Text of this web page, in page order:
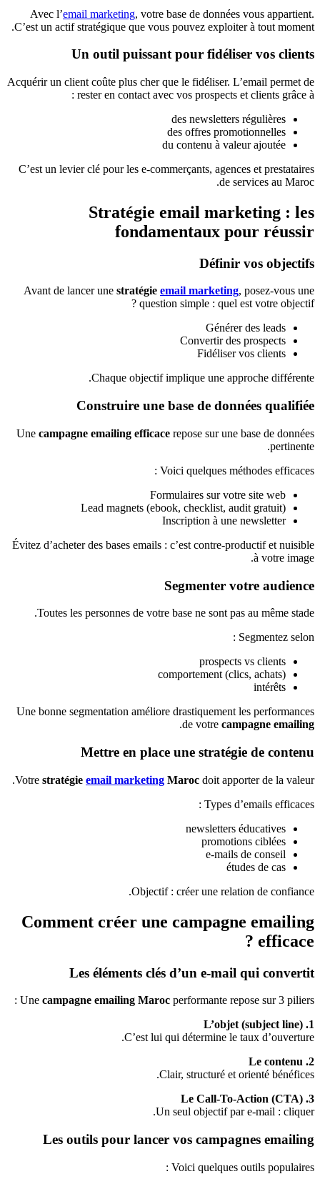
Avec l’email marketing, votre base de données vous appartient.
C’est un actif stratégique que vous pouvez exploiter à tout moment.
Un outil puissant pour fidéliser vos clients
Acquérir un client coûte plus cher que le fidéliser. L’email permet de
rester en contact avec vos prospects et clients grâce à :
des newsletters régulières
des offres promotionnelles
du contenu à valeur ajoutée
C’est un levier clé pour les e-commerçants, agences et prestataires
de services au Maroc.
Stratégie email marketing : les
fondamentaux pour réussir
Définir vos objectifs
Avant de lancer une stratégie email marketing, posez-vous une
question simple : quel est votre objectif ?
Générer des leads
Convertir des prospects
Fidéliser vos clients
Chaque objectif implique une approche différente.
Construire une base de données qualifiée
Une campagne emailing efficace repose sur une base de données
pertinente.
Voici quelques méthodes efficaces :
Formulaires sur votre site web
Lead magnets (ebook, checklist, audit gratuit)
Inscription à une newsletter
Évitez d’acheter des bases emails : c’est contre-productif et nuisible
à votre image.
Segmenter votre audience
Toutes les personnes de votre base ne sont pas au même stade.
Segmentez selon :
prospects vs clients
comportement (clics, achats)
intérêts
Une bonne segmentation améliore drastiquement les performances
de votre campagne emailing
.
Mettre en place une stratégie de contenu
Votre stratégie email marketing Maroc doit apporter de la valeur.
Types d’emails efficaces :
newsletters éducatives
promotions ciblées
e-mails de conseil
études de cas
Objectif : créer une relation de confiance.
Comment créer une campagne emailing
efficace ?
Les éléments clés d’un e-mail qui convertit
Une campagne emailing Maroc performante repose sur 3 piliers :
1. L’objet (subject line)
C’est lui qui détermine le taux d’ouverture.
2. Le contenu
Clair, structuré et orienté bénéfices.
3. Le Call-To-Action (CTA)
Un seul objectif par e-mail : cliquer.
Les outils pour lancer vos campagnes emailing
Voici quelques outils populaires :